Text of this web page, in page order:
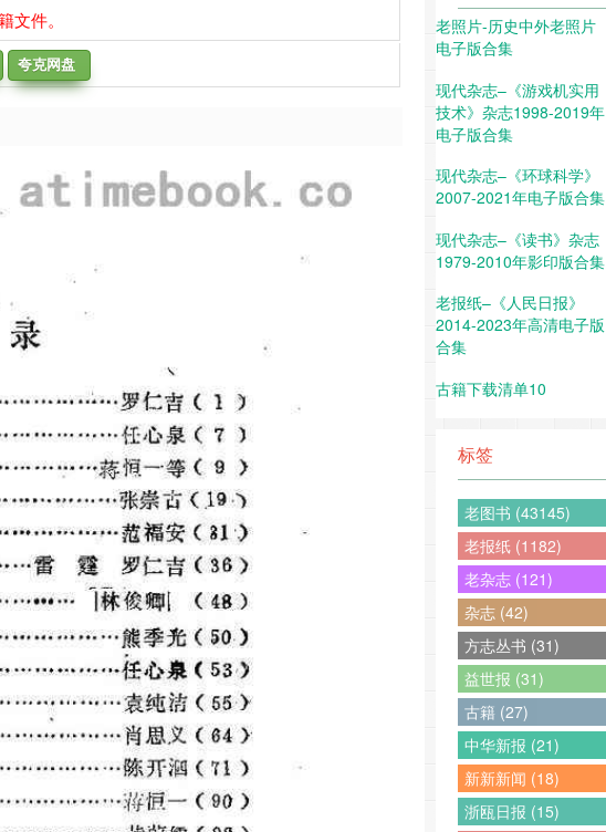
件。
夸克网盘
老照片-历史中外老照片
电子版合集
现代杂志–《游戏机实用
技术》杂志1998-2019年
电子版合集
现代杂志–《环球科学》
2007-2021年电子版合集
现代杂志–《读书》杂志
1979-2010年影印版合集
老报纸–《人民日报》
2014-2023年高清电子版
合集
古籍下载清单10
标签
老图书 (43145)
老报纸 (1182)
老杂志 (121)
杂志 (42)
方志丛书 (31)
益世报 (31)
古籍 (27)
中华新报 (21)
新新新闻 (18)
浙瓯日报 (15)